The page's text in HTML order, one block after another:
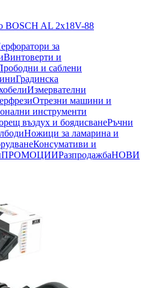
BOSCH AL 2x18V-88
за
Винтоверти и
и саблени
Градинска
Измервателни
Отрезни машини и
инструменти
въздух и боядисванеРъчни
Ножици за ламарина и
Консумативи и
ПРОМОЦИИРазпродажбаНОВИ